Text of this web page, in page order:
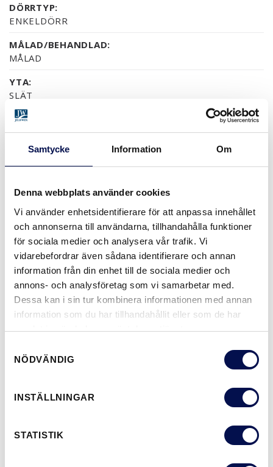
Samtycke Information Om
Denna webbplats använder cookies
Vi använder enhetsidentifierare för att anpassa innehållet
och annonserna till användarna, tillhandahålla funktioner
för sociala medier och analysera vår trafik. Vi
vidarebefordrar även sådana identifierare och annan
information från din enhet till de sociala medier och
annons- och analysföretag som vi samarbetar med.
Dessa kan i sin tur kombinera informationen med annan
information som du har tillhandahållit eller som de har
samlat in när du har använt deras tjänster.
NÖDVÄNDIG
INSTÄLLNINGAR
STATISTIK
DÖRRTYP:
ENKELDÖRR
MÅLAD/BEHANDLAD:
MÅLAD
YTA:
SLÄT
GLAS:
KLART
MILJÖ:
PEFC
GARANTI:
5 ÅRS PRODUKTGARANTI
YTOR (9)
NCS S0502-YNCS S0500-NNCS S3502-YNCS S7000-NNCS S5020-